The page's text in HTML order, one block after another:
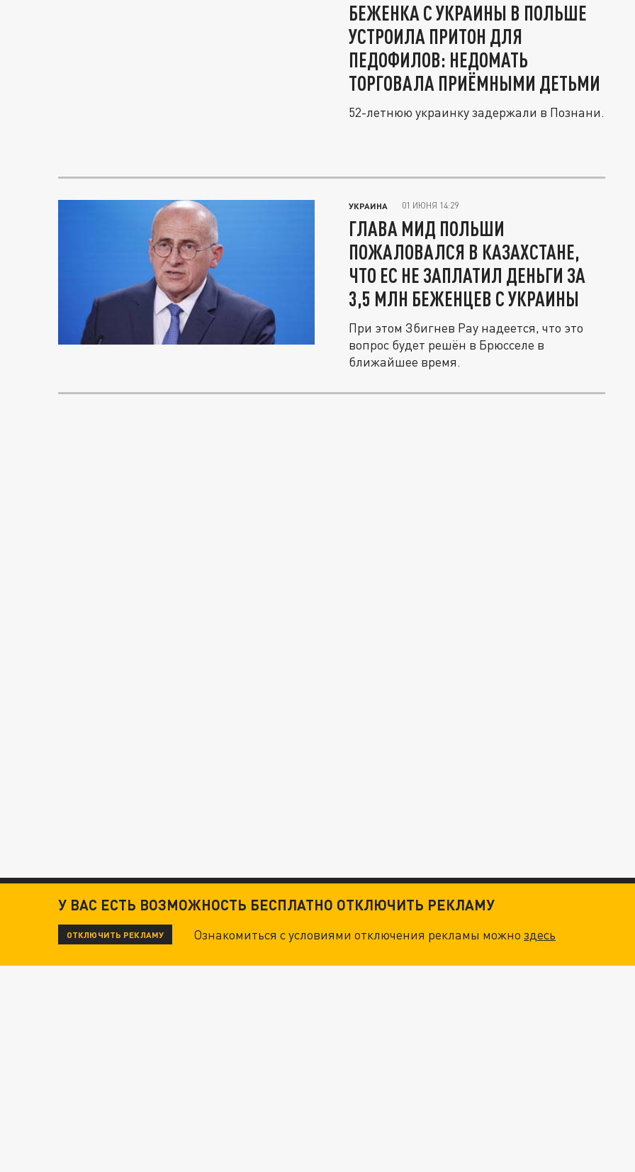
БЕЖЕНКА С УКРАИНЫ В ПОЛЬШЕ
УСТРОИЛА ПРИТОН ДЛЯ
ПЕДОФИЛОВ: НЕДОМАТЬ
ТОРГОВАЛА ПРИЁМНЫМИ ДЕТЬМИ
52-летнюю украинку задержали в Познани.
УКРАИНА 01 ИЮНЯ 14:29
ГЛАВА МИД ПОЛЬШИ
ПОЖАЛОВАЛСЯ В КАЗАХСТАНЕ,
ЧТО ЕС НЕ ЗАПЛАТИЛ ДЕНЬГИ ЗА
3,5 МЛН БЕЖЕНЦЕВ С УКРАИНЫ
При этом Збигнев Рау надеется, что это
вопрос будет решён в Брюсселе в
ближайшее время.
У ВАС ЕСТЬ ВОЗМОЖНОСТЬ БЕСПЛАТНО ОТКЛЮЧИТЬ РЕКЛАМУ
ОТКЛЮЧИТЬ РЕКЛАМУ Ознакомиться с условиями отключения рекламы можноздесь